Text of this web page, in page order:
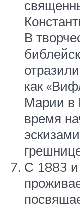
В
как
Марии в
время
С 1883 и